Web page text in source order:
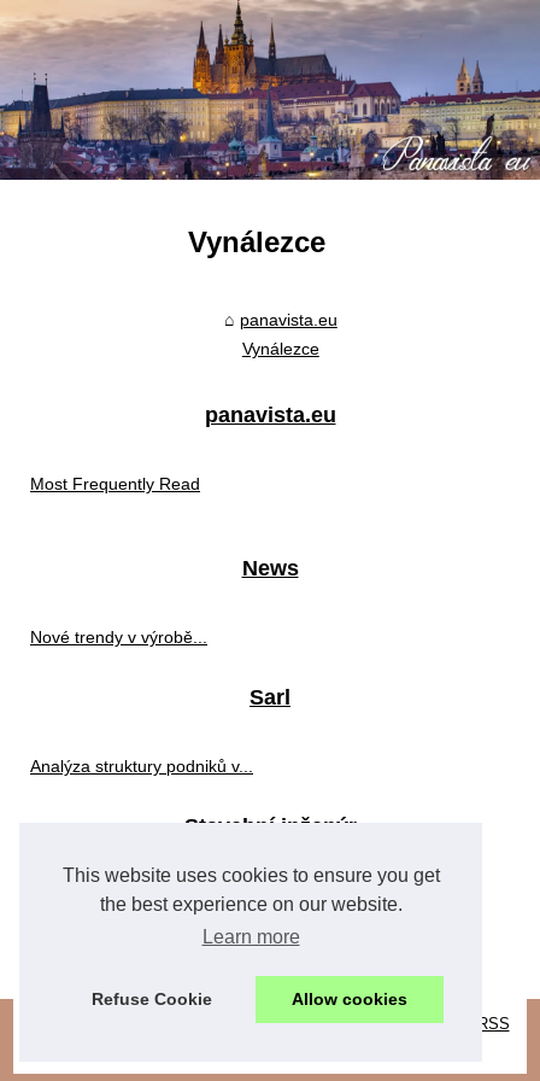
This website uses cookies to ensure you get
the best experience on our website.
Learn more
Refuse Cookie Allow cookies
Vynálezce
panavista.eu
Vynálezce
panavista.eu
Most Frequently Read
News
Nové trendy v výrobě...
Sarl
Analýza struktury podniků v...
Stavební inženýr
Prodej použitých EDM...
Jak efektivně nakupovat...
Most Frequently Read|Cookies Policy
RSS